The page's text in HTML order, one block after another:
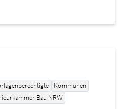
Kommunen
Bau NRW